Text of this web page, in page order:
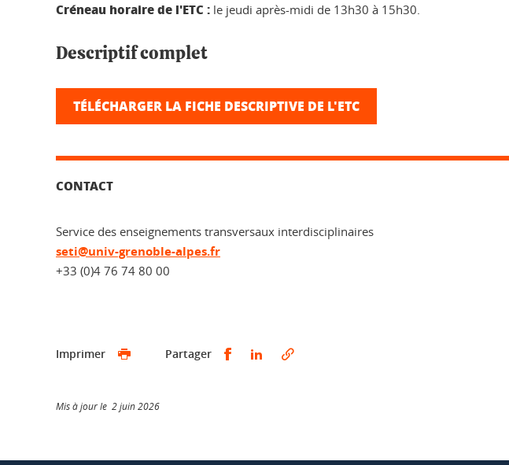
Créneau horaire de l'ETC : le jeudi après-midi de 13h30 à 15h30.
Descriptif complet
TÉLÉCHARGER LA FICHE DESCRIPTIVE DE L'ETC
CONTACT
Service des enseignements transversaux interdisciplinaires
seti@univ-grenoble-alpes.fr
+33 (0)4 76 74 80 00
Imprimer Partager Partager sur Facebook
Partager sur LinkedIn
Mis à jour le 2 juin 2026